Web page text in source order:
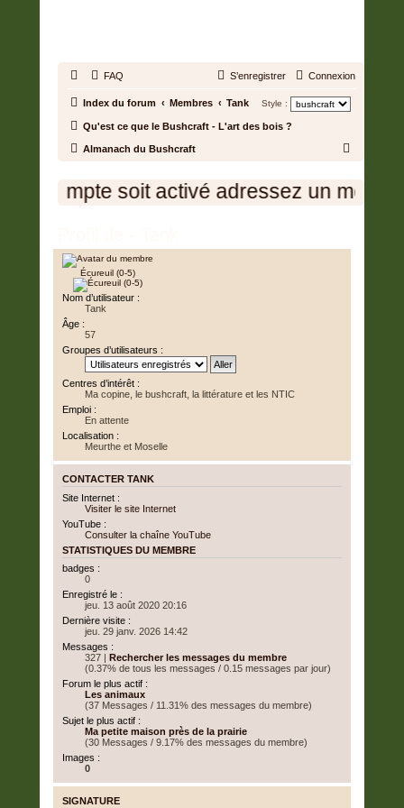
FAQ Connexion
S’enregistrer
Index du forum Membres Tank Style :
Qu'est ce que le Bushcraft - L'art des bois ?
Almanach du Bushcraft
c
compte soit activé adressez un
Écureuil (0-5)
Nom d’utilisateur :
Tank
Âge :
57
Groupes d’utilisateurs :
Centres d’intérêt :
Ma copine, le bushcraft, la littérature et les NTIC
Emploi :
En attente
Localisation :
Meurthe et Moselle
CONTACTER TANK
Site Internet :
Visiter le site Internet
YouTube :
Consulter la chaîne YouTube
STATISTIQUES DU MEMBRE
badges :
0
Enregistré le :
jeu. 13 août 2020 20:16
Dernière visite :
jeu. 29 janv. 2026 14:42
Messages :
327 | Rechercher les messages du membre
(0.37% de tous les messages / 0.15 messages par jour)
Forum le plus actif :
Les animaux
(37 Messages / 11.31% des messages du membre)
Sujet le plus actif :
Ma petite maison près de la prairie
(30 Messages / 9.17% des messages du membre)
Images :
0
SIGNATURE